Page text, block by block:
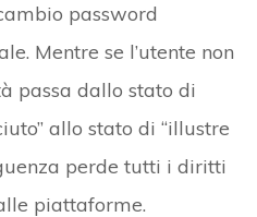
password
Mentre se l’utente non
passa dallo stato di
allo stato di “illustre
perde tutti i diritti
piattaforme.